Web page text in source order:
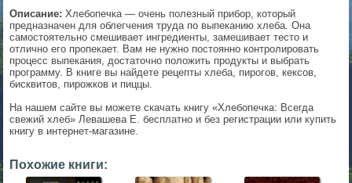
Описание: Хлебопечка — очень полезный прибор, который
предназначен для облегчения труда по выпеканию хлеба. Она
самостоятельно смешивает ингредиенты, замешивает тесто и
отлично его пропекает. Вам не нужно постоянно контролировать
процесс выпекания, достаточно положить продукты и выбрать
программу. В книге вы найдете рецепты хлеба, пирогов, кексов,
бисквитов, пирожков и пиццы.
На нашем сайте вы можете скачать книгу «Хлебопечка: Всегда
свежий хлеб» Левашева Е. бесплатно и без регистрации или купить
книгу в интернет-магазине.
Похожие книги:
▼